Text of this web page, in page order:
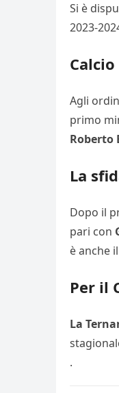
Si è
2023-
Agli
primo
Roberto
La
Dopo il
pari con
è anche
Per il
La
.